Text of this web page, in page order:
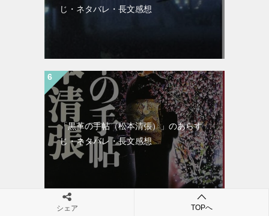
じ・ネタバレ・長文感想
「黒革の手帖（松本清張）」のあらす
じ・ネタバレ・長文感想
シェア TOPへ